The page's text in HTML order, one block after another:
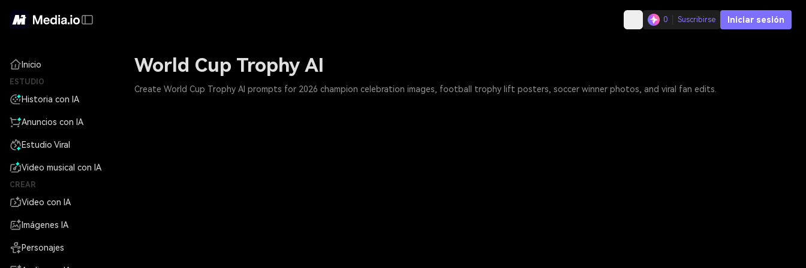
0 Suscribirse Iniciar sesión
Inicio
ESTUDIO
Historia con IA
Anuncios con IA
Estudio Viral
Video musical con IA
CREAR
Video con IA
Imágenes IA
Personajes
World Cup Trophy AI
Create World Cup Trophy AI prompts for 2026 champion celebration images, football trophy lift posters, soccer winner photos, and viral fan edits.